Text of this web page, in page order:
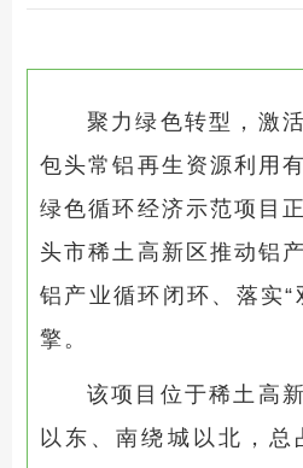
聚力绿色转型，激
包头常铝再生资源利用
绿色循环经济示范项目
头市稀土高新区推动铝
铝产业循环闭环、落实“
擎。
该项目位于稀土高
以东、南绕城以北，总